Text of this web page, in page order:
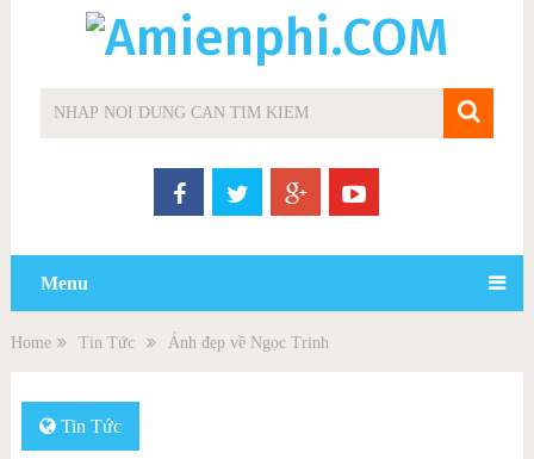
Menu
Home Tin Tức Ảnh đẹp về Ngọc Trinh
Tin Tức